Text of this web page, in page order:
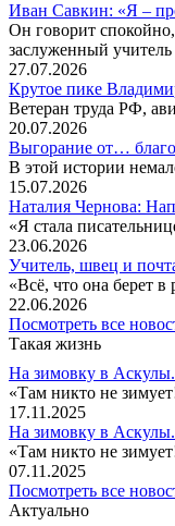
Иван Савкин: «Я –
Он говорит
заслуженный
27.07.2026
Крутое пике
Ветеран труда РФ,
20.07.2026
Выгорание от…
В этой истории
15.07.2026
Наталия Чернова:
«Я стала
23.06.2026
Учитель, швец и
«Всё, что она берет
22.06.2026
Посмотреть все
Такая жизнь
На зимовку в Аскулы.
«Там никто не
17.11.2025
На зимовку в Аскулы.
«Там никто не
07.11.2025
Посмотреть все
Актуально